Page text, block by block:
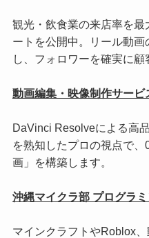
観光・飲食業の来店率を
ートを公開中。リール動
し、フォロワーを確実に顧
動画編集・映像制作サービ
DaVinci Resolveによる高
を熟知したプロの視点で
画」を構築します。
沖縄マイクラ部 プログラ
マインクラフトやRoblox